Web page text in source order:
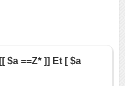
$a ==Z* ]] Et [ $a